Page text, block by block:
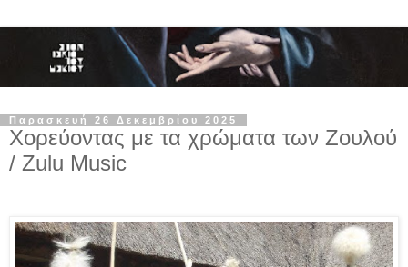
Παρασκευή 26 Δεκεμβρίου 2025
Χορεύοντας με τα χρώματα των Ζουλού
/ Zulu Music